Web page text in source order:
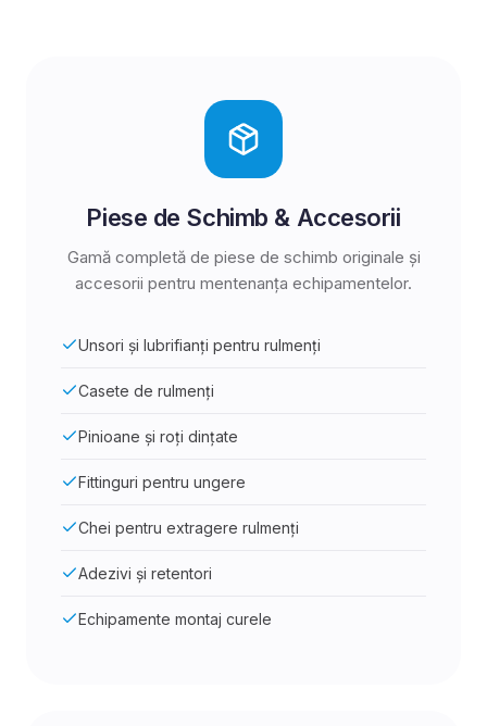
Piese de Schimb & Accesorii
Gamă completă de piese de schimb originale și
accesorii pentru mentenanța echipamentelor.
Unsori și lubrifianți pentru rulmenți
Casete de rulmenți
Pinioane și roți dințate
Fittinguri pentru ungere
Chei pentru extragere rulmenți
Adezivi și retentori
Echipamente montaj curele